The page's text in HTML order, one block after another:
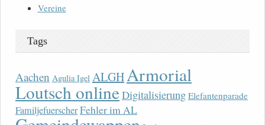
Vereine
Tags
Aachen Agulia Igel ALGH Armorial
Loutsch onlineDigitalisierung Elefantenparade
FamiljefuerscherFehler im AL